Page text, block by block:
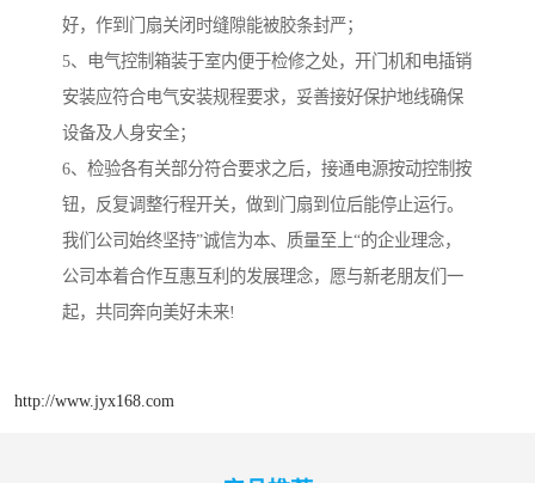
好，作到门扇关闭时缝隙能被胶条封严；
5、电气控制箱装于室内便于检修之处，开门机和电插销
安装应符合电气安装规程要求，妥善接好保护地线确保
设备及人身安全；
6、检验各有关部分符合要求之后，接通电源按动控制按
钮，反复调整行程开关，做到门扇到位后能停止运行。
我们公司始终坚持”诚信为本、质量至上“的企业理念，
公司本着合作互惠互利的发展理念，愿与新老朋友们一
起，共同奔向美好未来!
http://www.jyx168.com